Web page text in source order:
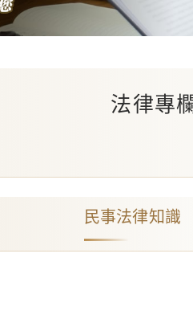
法律專
民事法律知識